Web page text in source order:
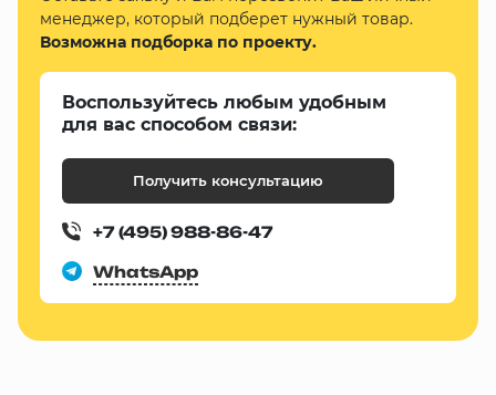
менеджер, который подберет нужный товар.
Возможна подборка по проекту.
Воспользуйтесь любым удобным
для вас способом связи:
Получить консультацию
+7 (495) 988-86-47
WhatsApp